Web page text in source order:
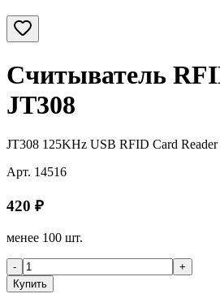
Считыватель
JT308
JT308 125KHz USB RFID Card Reader
Арт. 14516
420 ₽
менее 100 шт.
-
+
Купить